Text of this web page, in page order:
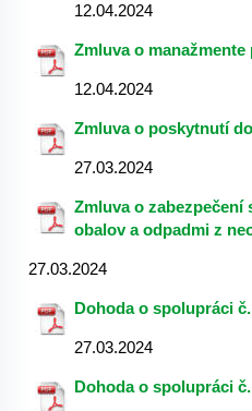
12.04.2024
Zmluva o
12.04.2024
Zmluva o poskytnutí
27.03.2024
Zmluva o zabezpečení
obalov a odpadmi z
27.03.2024
Dohoda o spolupráci č.
27.03.2024
Dohoda o spolupráci č.